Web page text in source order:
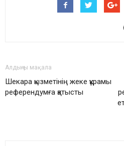
Алдыңғы мақала
Шекара қызметінің жеке құрамы
референдумға қатысты